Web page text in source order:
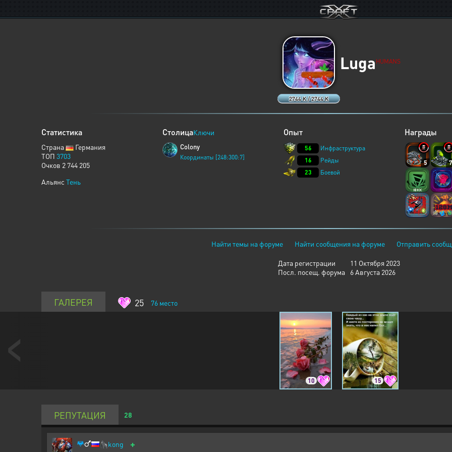
2744 K / 2744 K
Luga HUMANS
Статистика
Страна
Германия
ТОП 3703
Очков 2 744 205
Альянс Тень
СтолицаКлючи
Colony
Координаты [248:300:7]
Опыт
56
Инфраструктура
16
Рейды
23
Боевой
Награды
5 7
Найти темы на форуме Найти сообщения на форуме Отправить
Дата регистрации
11 Октября 2023
Посл. посещ. форума
6 Августа 2026
ГАЛЕРЕЯ 25 76 место
10 15
РЕПУТАЦИЯ 28
🦍kong +